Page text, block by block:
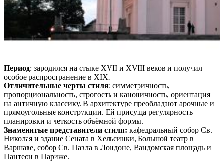
Период: зародился на стыке XVII и XVIII веков и получил
особое распространение в XIX.
Отличительные черты стиля: симметричность,
пропорциональность, строгость и каноничность, ориентация
на античную классику. В архитектуре преобладают арочные и
прямоугольные конструкции. Ей присуща регулярность
планировки и четкость объёмной формы.
Знаменитые представители стиля: кафедральный собор Св.
Николая и здание Сената в Хельсинки, Большой театр в
Варшаве, собор Св. Павла в Лондоне, Вандомская площадь и
Пантеон в Париже.